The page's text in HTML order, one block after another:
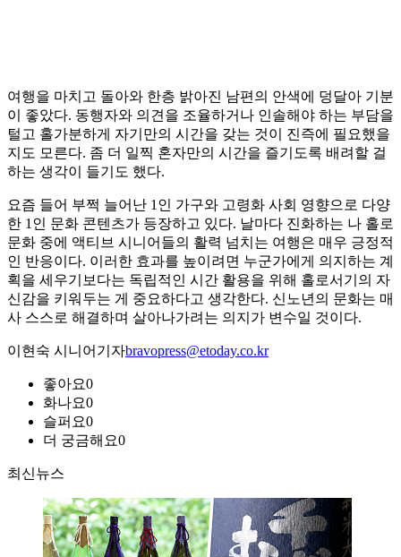
여행을 마치고 돌아와 한층 밝아진 남편의 안색에 덩달아 기분
이 좋았다. 동행자와 의견을 조율하거나 인솔해야 하는 부담을
털고 홀가분하게 자기만의 시간을 갖는 것이 진즉에 필요했을
지도 모른다. 좀 더 일찍 혼자만의 시간을 즐기도록 배려할 걸
하는 생각이 들기도 했다.
요즘 들어 부쩍 늘어난 1인 가구와 고령화 사회 영향으로 다양
한 1인 문화 콘텐츠가 등장하고 있다. 날마다 진화하는 나 홀로
문화 중에 액티브 시니어들의 활력 넘치는 여행은 매우 긍정적
인 반응이다. 이러한 효과를 높이려면 누군가에게 의지하는 계
획을 세우기보다는 독립적인 시간 활용을 위해 홀로서기의 자
신감을 키워두는 게 중요하다고 생각한다. 신노년의 문화는 매
사 스스로 해결하며 살아나가려는 의지가 변수일 것이다.
이현숙 시니어기자bravopress@etoday.co.kr
좋아요0
화나요0
슬퍼요0
더 궁금해요0
최신뉴스